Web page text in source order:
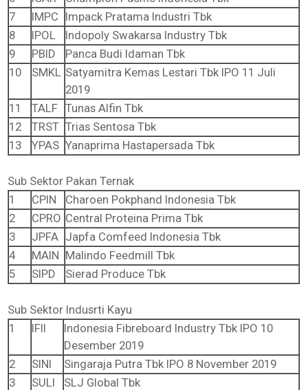
7
IMPC Impack Pratama Industri Tbk
8
IPOL
Indopoly Swakarsa Industry Tbk
9
PBID
Panca Budi Idaman Tbk
10
SMKL Satyamitra Kemas Lestari Tbk IPO 11 Juli
2019
11
TALF Tunas Alfin Tbk
12
TRST Trias Sentosa Tbk
13
YPAS Yanaprima Hastapersada Tbk
Sub Sektor Pakan Ternak
1
CPIN
Charoen Pokphand Indonesia Tbk
2
CPRO Central Proteina Prima Tbk
3
JPFA Japfa Comfeed Indonesia Tbk
4
MAIN Malindo Feedmill Tbk
5
SIPD Sierad Produce Tbk
Sub Sektor Indusrti Kayu
1
IFII
Indonesia Fibreboard Industry Tbk IPO 10
Desember 2019
2
SINI
Singaraja Putra Tbk IPO 8 November 2019
3
SULI
SLJ Global Tbk